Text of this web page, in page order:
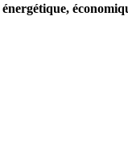
énergétique,